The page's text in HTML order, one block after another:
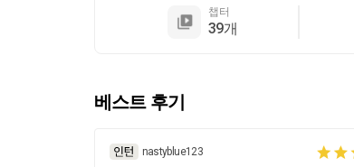
챕터
39개
베스트 후기
nastyblue123